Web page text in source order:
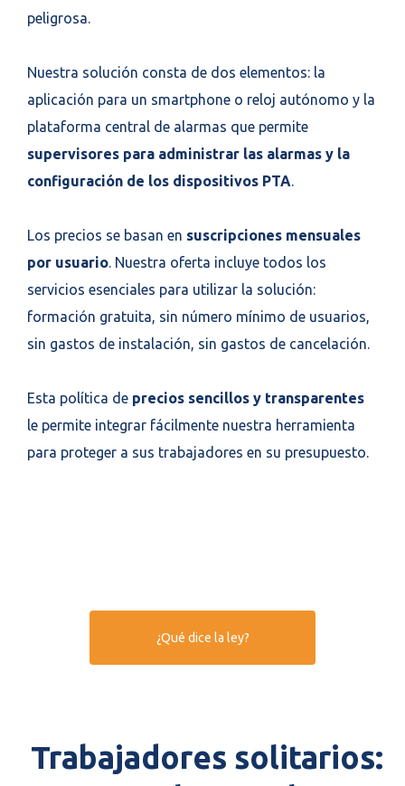
peligrosa.
Nuestra solución consta de dos elementos: la
aplicación para un smartphone o reloj autónomo y la
plataforma central de alarmas que permite
supervisores para administrar las alarmas y la
configuración de los dispositivos PTA
Los precios se basan en suscripciones mensuales
por usuario . Nuestra oferta incluye todos los
servicios esenciales para utilizar la solución:
formación gratuita, sin número mínimo de usuarios,
sin gastos de instalación, sin gastos de cancelación.
Esta política de precios sencillos y transparentes
le permite integrar fácilmente nuestra herramienta
para proteger a sus trabajadores en su presupuesto.
Trabajadores solitarios:
¿Qué dice la ley?